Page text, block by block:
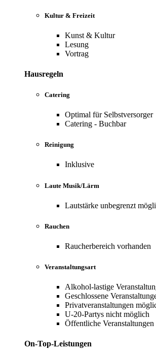
Kultur & Freizeit
Kunst & Kultur
Lesung
Vortrag
Hausregeln
Catering
Optimal für Selbstversorger
Catering - Buchbar
Reinigung
Inklusive
Laute Musik/Lärm
Lautstärke unbegrenzt
Rauchen
Raucherbereich vorhanden
Veranstaltungsart
Alkohol-lastige
Geschlossene
Privatveranstaltungen
U-20-Partys nicht möglich
Öffentliche
On-Top-Leistungen